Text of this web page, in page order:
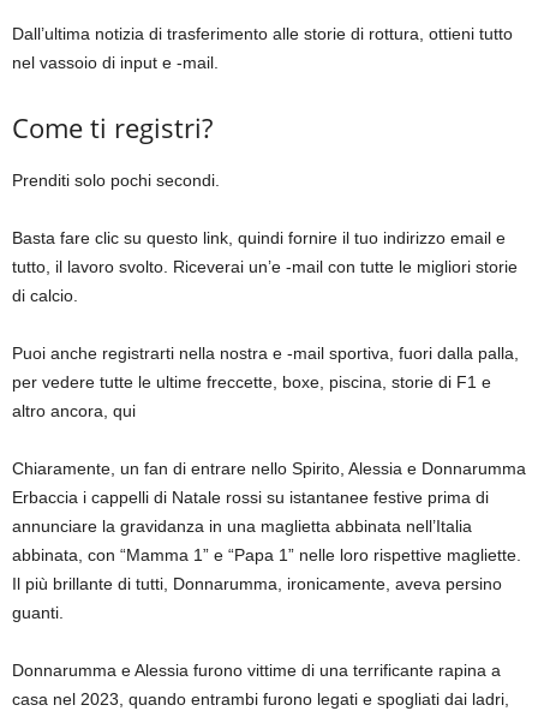
Dall’ultima notizia di trasferimento alle storie di rottura, ottieni tutto
nel vassoio di input e -mail.
Come ti registri?
Prenditi solo pochi secondi.
Basta fare clic su questo link, quindi fornire il tuo indirizzo email e
tutto, il lavoro svolto. Riceverai un’e -mail con tutte le migliori storie
di calcio.
Puoi anche registrarti nella nostra e -mail sportiva, fuori dalla palla,
per vedere tutte le ultime freccette, boxe, piscina, storie di F1 e
altro ancora, qui
Chiaramente, un fan di entrare nello Spirito, Alessia e Donnarumma
Erbaccia i cappelli di Natale rossi su istantanee festive prima di
annunciare la gravidanza in una maglietta abbinata nell’Italia
abbinata, con “Mamma 1” e “Papa 1” nelle loro rispettive magliette.
Il più brillante di tutti, Donnarumma, ironicamente, aveva persino
guanti.
Donnarumma e Alessia furono vittime di una terrificante rapina a
casa nel 2023, quando entrambi furono legati e spogliati dai ladri,